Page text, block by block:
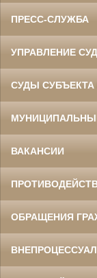
ПРЕСС-СЛУЖБА
УПРАВЛЕНИЕ
СУДЫ СУБЪЕКТА
ВАКАНСИИ
ОБРАЩЕНИЯ